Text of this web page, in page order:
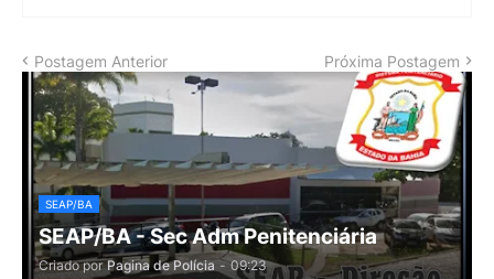
Postagem Anterior Próxima Postagem
SEAP/BA
SEAP/BA - Sec Adm Penitenciária
Criado por Pagina de Polícia - 09:23